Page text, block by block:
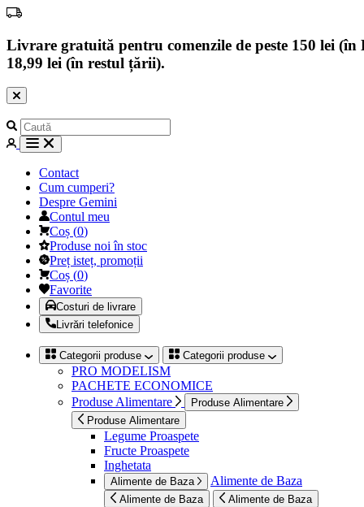
Livrare gratuită pentru comenzile de peste 150 lei
18,99 lei (în restul țării).
Contact
Cum cumperi?
Despre Gemini
Contul meu
Coș (0)
Produse noi în stoc
Preț isteț, promoții
Coș (0)
Favorite
Costuri de livrare
Livrări telefonice
Categorii produse Categorii produse
PRO MODELISM
PACHETE ECONOMICE
Produse Alimentare
Produse Alimentare
Produse Alimentare
Legume Proaspete
Fructe Proaspete
Inghetata
Alimente de Baza Alimente de Baza
Alimente de Baza Alimente de Baza